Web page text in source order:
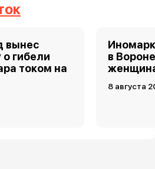
вынес
гибели
током на
в
8 августа